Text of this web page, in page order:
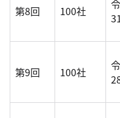
第8回 100社
第9回 100社